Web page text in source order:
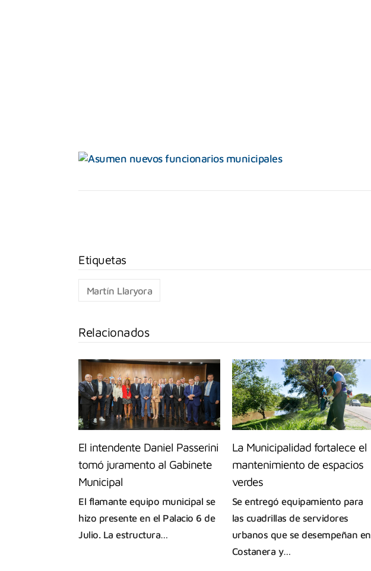
Martín Llaryora
Relacionados
El intendente Daniel Passerini
tomó juramento al Gabinete
Municipal
El flamante equipo municipal se
hizo presente en el Palacio 6 de
Julio. La estructura…
La Municipalidad fortalece el
mantenimiento de espacios
verdes
Se entregó equipamiento para
las cuadrillas de servidores
urbanos que se desempeñan en
Costanera y…